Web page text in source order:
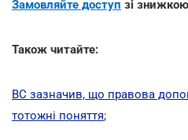
Замовляйте доступ зі
Також читайте:
ВС зазначив, що правова
тотожні поняття;